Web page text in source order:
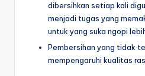
dibersihkan setiap kali
menjadi tugas yang
untuk yang suka ngopi
Pembersihan yang tidak
mempengaruhi kualitas